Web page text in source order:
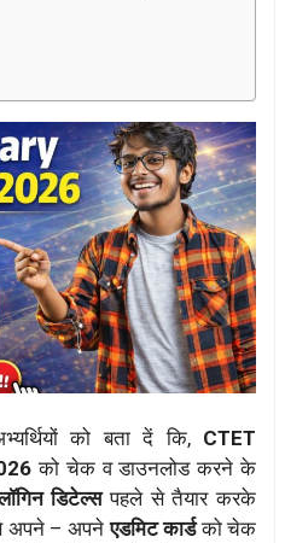
को बता दें कि, CTET
को चेक व डाउनलोड करने के
डिटेल्सपहले से तैयार करके
से अपने – अपनेएडमिट कार्डको चेक